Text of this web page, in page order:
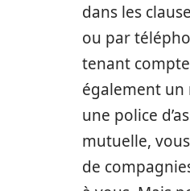
dans les
ou par
tenant
également un
une police
mutuelle,
de